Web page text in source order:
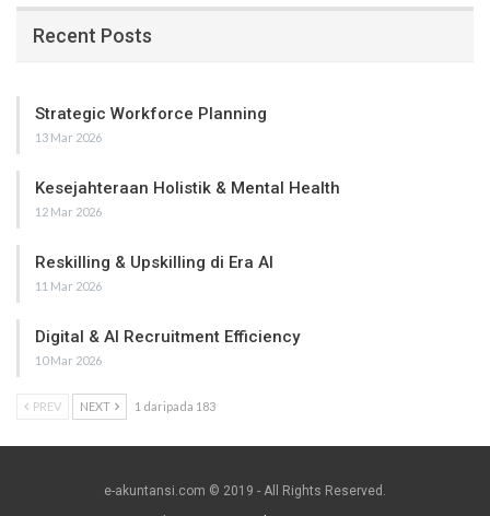
Recent Posts
Strategic Workforce Planning
13 Mar 2026
Kesejahteraan Holistik & Mental Health
12 Mar 2026
Reskilling & Upskilling di Era AI
11 Mar 2026
Digital & AI Recruitment Efficiency
10 Mar 2026
PREV NEXT 1 daripada 183
e-akuntansi.com © 2019 - All Rights Reserved.